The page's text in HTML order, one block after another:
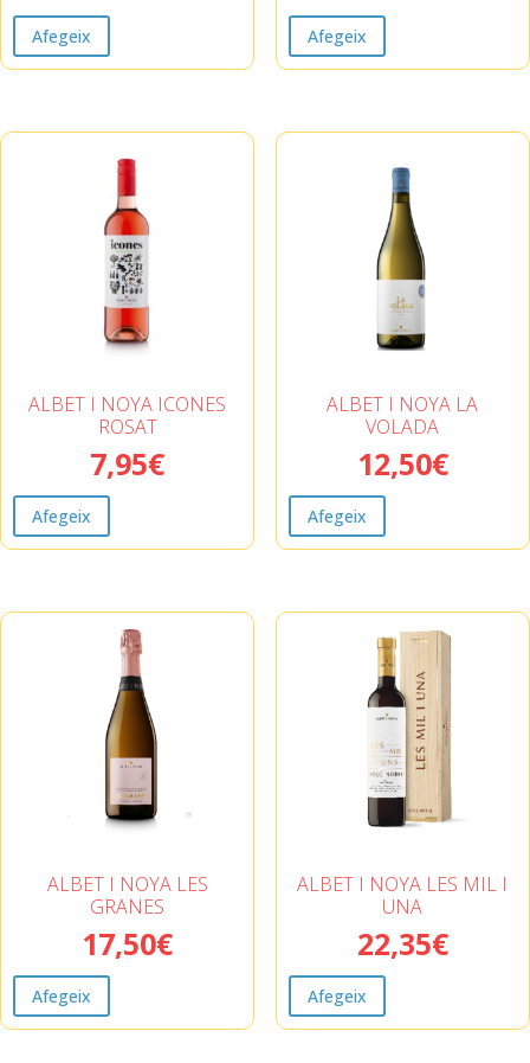
Afegeix Afegeix
ALBET I NOYA ICONES
ROSAT
7,95€
Afegeix
ALBET I NOYA LA
VOLADA
12,50€
Afegeix
ALBET I NOYA LES
GRANES
17,50€
Afegeix
ALBET I NOYA LES MIL I
UNA
22,35€
Afegeix